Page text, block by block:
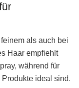
als auch bei
Haar empfiehlt
während für
ideal sind.